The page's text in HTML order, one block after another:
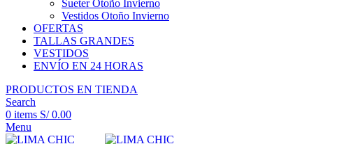
Sueter Otoño Invierno
Vestidos Otoño Invierno
OFERTAS
TALLAS GRANDES
VESTIDOS
ENVÍO EN 24 HORAS
PRODUCTOS EN TIENDA
Search
0 items S/0.00
Menu